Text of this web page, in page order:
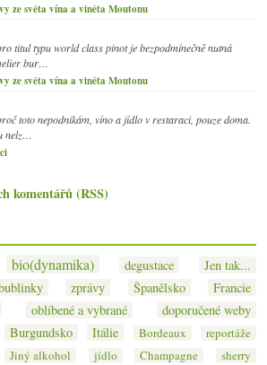
ze světa vína a viněta Moutonu
titul typu world class pinot je bezpodmínečně nutná
bur…
ze světa vína a viněta Moutonu
toto nepodnikám, víno a jídlo v restaraci, pouze doma.
nelz…
komentářů (RSS)
bio(dynamika) degustace
Jen tak...
zprávy Španělsko
Francie
oblíbené a vybrané
doporučené weby
Burgundsko Itálie Bordeaux
reportáže
Jiný alkohol jídlo Champagne sherry